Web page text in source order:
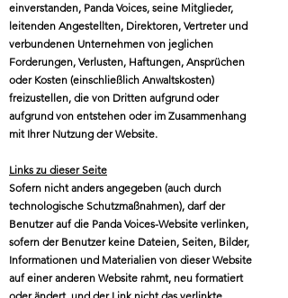
einverstanden, Panda Voices, seine Mitglieder,
leitenden Angestellten, Direktoren, Vertreter und
verbundenen Unternehmen von jeglichen
Forderungen, Verlusten, Haftungen, Ansprüchen
oder Kosten (einschließlich Anwaltskosten)
freizustellen, die von Dritten aufgrund oder
aufgrund von entstehen oder im Zusammenhang
mit Ihrer Nutzung der Website.
Links zu dieser Seite
Sofern nicht anders angegeben (auch durch
technologische Schutzmaßnahmen), darf der
Benutzer auf die Panda Voices-Website verlinken,
sofern der Benutzer keine Dateien, Seiten, Bilder,
Informationen und Materialien von dieser Website
auf einer anderen Website rahmt, neu formatiert